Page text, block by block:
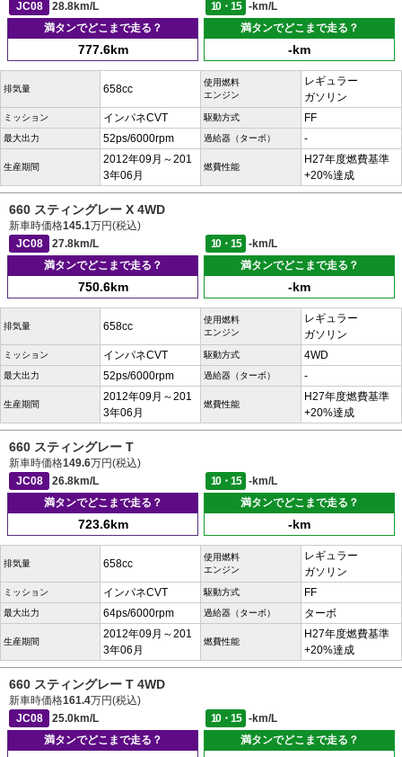
JC08 28.8km/L 10・15
-km/L
満タンでどこまで走る？
777.6km
満タンでどこまで走る？
-km
排気量 658cc
使用燃料
エンジン
レギュラー
ガソリン
ミッション インパネCVT 駆動方式 FF
最大出力 52ps/6000rpm 過給器（ターボ） -
生産期間
2012年09月～201
3年06月
燃費性能
H27年度燃費基準
+20%達成
660 スティングレー X 4WD
新車時価格145.1万円(税込)
JC08
27.8km/L 10・15
-km/L
満タンでどこまで走る？
750.6km
満タンでどこまで走る？
-km
排気量 658cc
使用燃料
エンジン
レギュラー
ガソリン
ミッション インパネCVT 駆動方式 4WD
最大出力 52ps/6000rpm 過給器（ターボ） -
生産期間
2012年09月～201
3年06月
燃費性能
H27年度燃費基準
+20%達成
660 スティングレー T
新車時価格149.6万円(税込)
JC08
26.8km/L 10・15
-km/L
満タンでどこまで走る？
723.6km
満タンでどこまで走る？
-km
排気量 658cc
使用燃料
エンジン
レギュラー
ガソリン
ミッション インパネCVT 駆動方式 FF
最大出力 64ps/6000rpm 過給器（ターボ） ターボ
生産期間
2012年09月～201
3年06月
燃費性能
H27年度燃費基準
+20%達成
660 スティングレー T 4WD
新車時価格161.4万円(税込)
JC08
25.0km/L 10・15
-km/L
満タンでどこまで走る？
満タンでどこまで走る？